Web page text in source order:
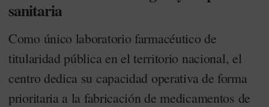
sanitaria
Como único laboratorio farmacéutico de
titularidad pública en el territorio nacional, el
centro dedica su capacidad operativa de forma
prioritaria a la fabricación de medicamentos de